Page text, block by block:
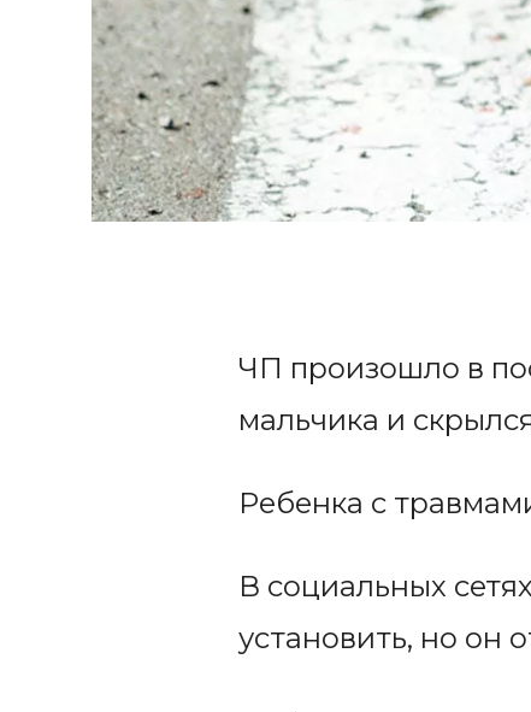
ЧП произошло в
мальчика и
Ребенка с
В социальных
установить, но он